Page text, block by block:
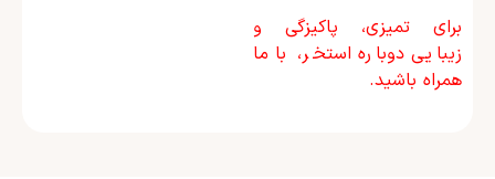
برای تمیزی، پاکیزگی و
زیبایی دوباره استخر، با ما
همراه باشید.